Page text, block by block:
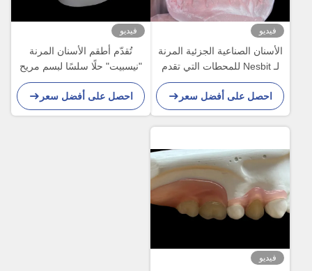
فيديو
الأسنان الصناعية الجزئية المرنة
لـ Nesbit للمحطات التي تقدم
حلًا بديلًا للأسنان القابلة للإزالة
احصل على أفضل سعر
فيديو
تُقدّم أطقم الأسنان المرنة
"نيسبيت" حلًا سلسًا لبسم مريح
وطبيعي المظهر
احصل على أفضل سعر
فيديو